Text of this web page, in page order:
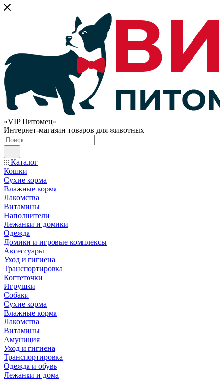
«VIP Питомец»
Интернет-магазин товаров для животных
Каталог
Кошки
Сухие корма
Влажные корма
Лакомства
Витамины
Наполнители
Лежанки и домики
Одежда
Домики и игровые комплексы
Аксессуары
Уход и гигиена
Транспортировка
Когтеточки
Игрушки
Собаки
Сухие корма
Влажные корма
Лакомства
Витамины
Амуниция
Уход и гигиена
Транспортировка
Одежда и обувь
Лежанки и дома